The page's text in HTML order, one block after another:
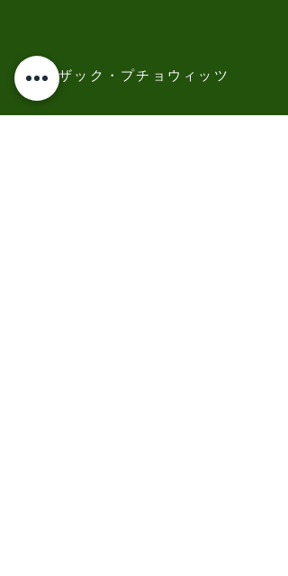
ザック・プチョウィッツ